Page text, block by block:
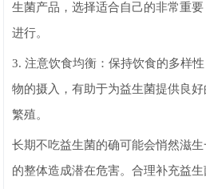
生菌产品，选择适合自己的非常重
进行。
3. 注意饮食均衡：保持饮食的多样
物的摄入，有助于为益生菌提供良
繁殖。
长期不吃益生菌的确可能会悄然滋
的整体造成潜在危害。合理补充益